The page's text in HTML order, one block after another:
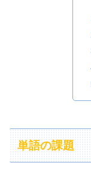
単語の課題